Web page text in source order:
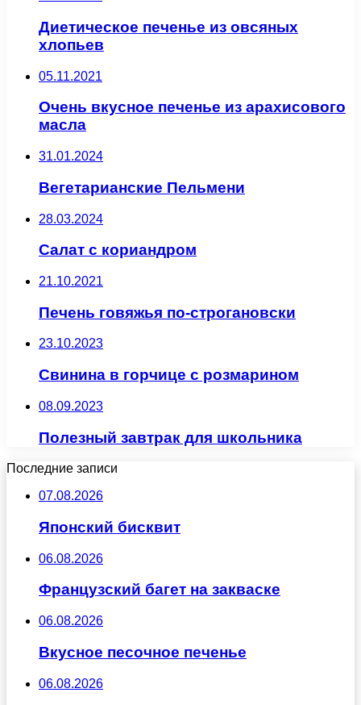
Диетическое печенье из овсяных
хлопьев
05.11.2021
Очень вкусное печенье из арахисового
масла
31.01.2024
Вегетарианские Пельмени
28.03.2024
Салат с кориандром
21.10.2021
Печень говяжья по-строгановски
23.10.2023
Свинина в горчице с розмарином
08.09.2023
Полезный завтрак для школьника
Последние записи
07.08.2026
Японский бисквит
06.08.2026
Французский багет на закваске
06.08.2026
Вкусное песочное печенье
06.08.2026